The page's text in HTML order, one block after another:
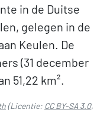
in de Duitse
gelegen in de
Keulen. De
(31 december
51,22 km².
(Licentie: CC BY-SA 3.0,